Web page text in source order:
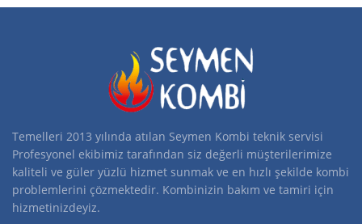
Temelleri 2013 yılında atılan Seymen Kombi teknik servisi
Profesyonel ekibimiz tarafından siz değerli müşterilerimize
kaliteli ve güler yüzlü hizmet sunmak ve en hızlı şekilde kombi
problemlerini çözmektedir. Kombinizin bakım ve tamiri için
hizmetinizdeyiz.